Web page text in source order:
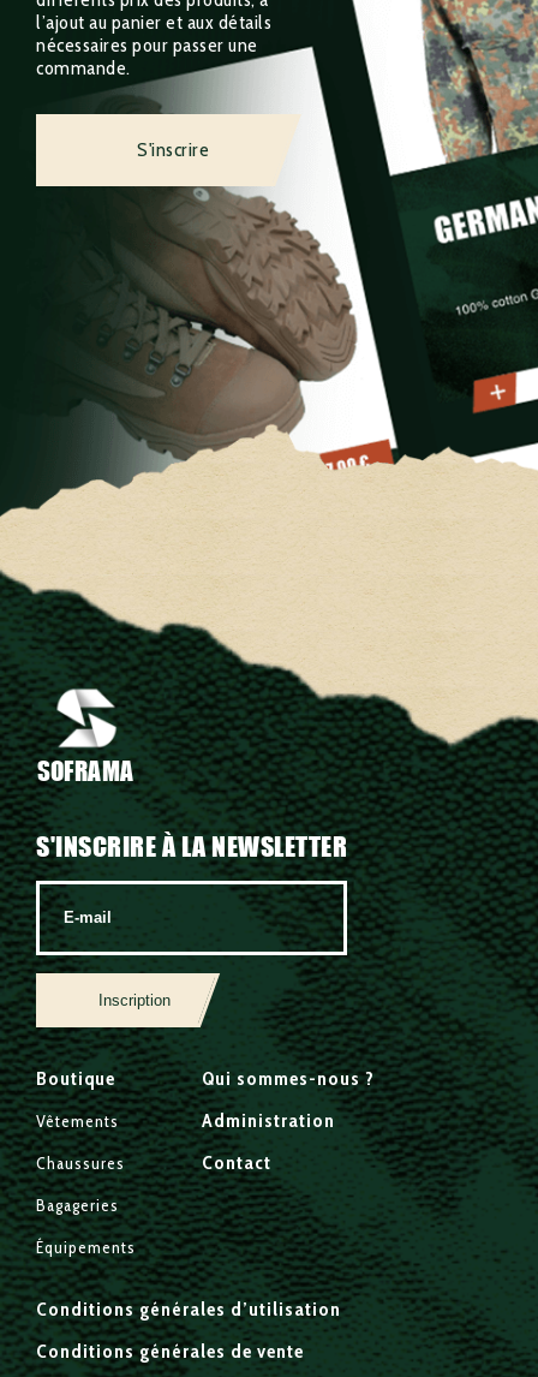
l’ajout au panier et aux détails
nécessaires pour passer une
commande.
S'inscrire
SOFRAMA
S'INSCRIRE À LA NEWSLETTER
Inscription
Boutique
Vêtements
Chaussures
Bagageries
Équipements
Qui sommes-nous ?
Administration
Contact
Conditions générales d’utilisation
Conditions générales de vente